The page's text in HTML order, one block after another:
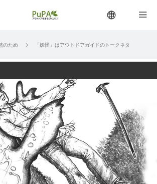
のため 「妖怪」はアウトドアガイドのトークネタ